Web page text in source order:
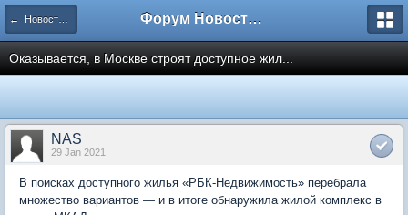
← Новости рынка недвижимости Форум Новостройки
Оказывается, в Москве строят доступное жил...
NAS
29 Jan 2021
В поисках доступного жилья «РБК-Недвижимость» перебрала
множество вариантов — и в итоге обнаружила жилой комплекс в